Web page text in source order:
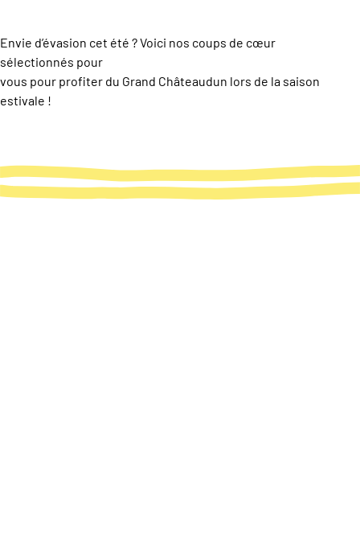
Envie d’évasion cet été ? Voici nos coups de cœur
sélectionnés pour
vous pour profiter du Grand Châteaudun lors de la saison
estivale !